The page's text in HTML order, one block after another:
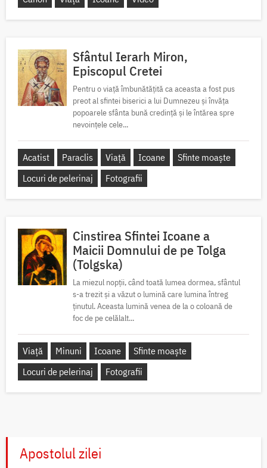
Sfântul Ierarh Miron,
Episcopul Cretei
Pentru o viață îmbunătățită ca aceasta a fost pus
preot al sfintei biserici a lui Dumnezeu și învăța
popoarele sfânta bună credință și le întărea spre
nevoințele cele...
Acatist Paraclis Viață Icoane
Sfinte moaște
Locuri de pelerinaj
Fotografii
Cinstirea Sfintei Icoane a
Maicii Domnului de pe Tolga
(Tolgska)
La miezul nopții, când toată lumea dormea, sfântul
s-a trezit și a văzut o lumină care lumina întreg
ținutul. Aceasta lumină venea de la o coloană de
foc de pe celălalt...
Viață Minuni Icoane
Sfinte moaște
Locuri de pelerinaj
Fotografii
Apostolul zilei